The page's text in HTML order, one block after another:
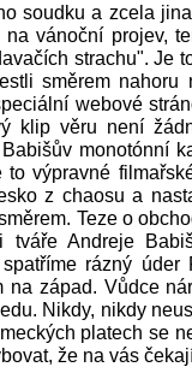
soudku a zcela
na vánoční projev,
strachu". Je
směrem
webové
klip věru není
monotónní
to výpravné
z chaosu a
Teze o
tváře Andreje
rázný
na západ. Vůdce
Nikdy, nikdy
platech se
že na vás